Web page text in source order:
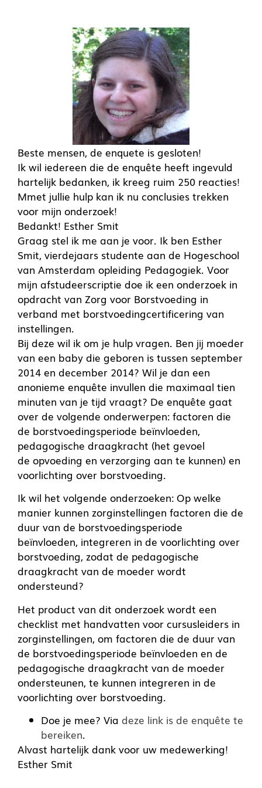
Beste mensen, de enquete is gesloten!
Ik wil iedereen die de enquête heeft ingevuld
hartelijk bedanken, ik kreeg ruim 250 reacties!
Mmet jullie hulp kan ik nu conclusies trekken
voor mijn onderzoek!
Bedankt! Esther Smit
Graag stel ik me aan je voor. Ik ben Esther
Smit, vierdejaars studente aan de Hogeschool
van Amsterdam opleiding Pedagogiek. Voor
mijn afstudeerscriptie doe ik een onderzoek in
opdracht van Zorg voor Borstvoeding in
verband met borstvoedingcertificering van
instellingen.
Bij deze wil ik om je hulp vragen. Ben jij moeder
van een baby die geboren is tussen september
2014 en december 2014? Wil je dan een
anonieme enquête invullen die maximaal tien
minuten van je tijd vraagt? De enquête gaat
over de volgende onderwerpen: factoren die
de borstvoedingsperiode beïnvloeden,
pedagogische draagkracht (het gevoel
de opvoeding en verzorging aan te kunnen) en
voorlichting over borstvoeding.
Ik wil het volgende onderzoeken: Op welke
manier kunnen zorginstellingen factoren die de
duur van de borstvoedingsperiode
beïnvloeden, integreren in de voorlichting over
borstvoeding, zodat de pedagogische
draagkracht van de moeder wordt
ondersteund?
Het product van dit onderzoek wordt een
checklist met handvatten voor cursusleiders in
zorginstellingen, om factoren die de duur van
de borstvoedingsperiode beïnvloeden en de
pedagogische draagkracht van de moeder
ondersteunen, te kunnen integreren in de
voorlichting over borstvoeding.
Doe je mee? Via deze link is de enquête te
bereiken.
Alvast hartelijk dank voor uw medewerking!
Esther Smit